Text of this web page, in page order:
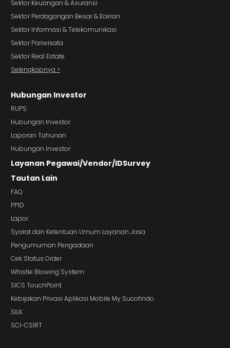
Sektor Keuangan & Asuransi
Sektor Perdagangan Besar & Eceran
Sektor Informasi & Telekomunikasi
Sektor Pariwisata
Sektor Real Estate
Selengkapnya >
Hubungan Investor
RUPS
Hubungan Investor
Laporan Tahunan
Hubungan Investor
Layanan Pegawai/Vendor/IDSurvey
Tautan Lain
FAQ
PPID
Lapor
Syarat dan Ketentuan Umum Layanan Jasa
Pengumuman Pengadaan
Cek Status Order
Whistle Blowing System
SICS TouchPoint
Kebijakan Privasi Aplikasi Mobile My Sucofindo
SILK
SCI-CSIRT